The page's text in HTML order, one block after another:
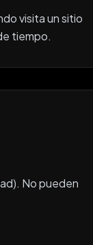
visita un sitio
tiempo.
No pueden